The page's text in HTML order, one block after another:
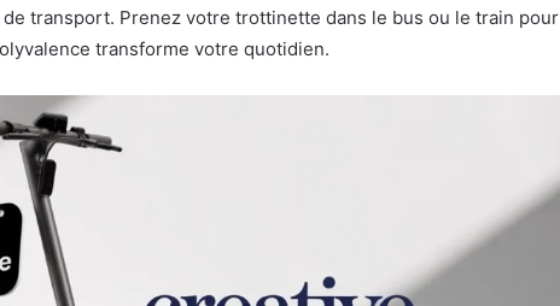
transport. Prenez votre trottinette dans le bus ou le train pour
transforme votre quotidien.